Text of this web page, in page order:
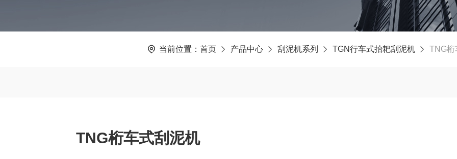
当前位置： 首页 产品中心 刮泥机系列 TGN行车式抬耙刮泥机 TNG桁
TNG桁车式刮泥机